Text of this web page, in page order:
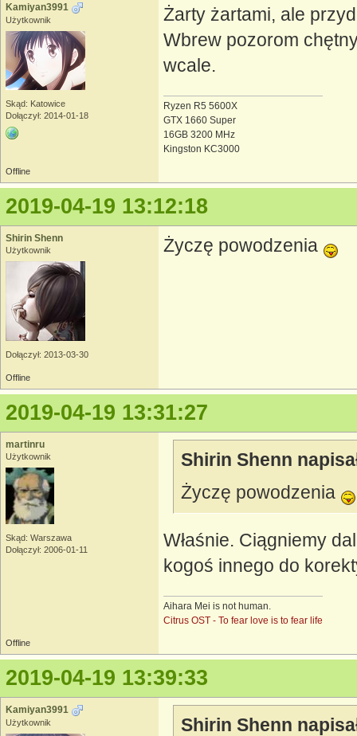
Kamiyan3991
Użytkownik
Skąd: Katowice
Dołączył: 2014-01-18
Żarty żartami, ale
Wbrew pozorom
wcale.
Ryzen R5 5600X
GTX 1660 Super
16GB 3200 MHz
Kingston KC3000
Offline
2019-04-19 13:12:18
Shirin Shenn
Użytkownik
Dołączył: 2013-03-30
Życzę powodzenia
Offline
2019-04-19 13:31:27
martinru
Użytkownik
Skąd: Warszawa
Dołączył: 2006-01-11
Shirin Shenn
Życzę powodzenia
Właśnie. Ciągniemy
kogoś innego do
Aihara Mei is not human.
Citrus OST - To fear love is to fear life
Offline
2019-04-19 13:39:33
Kamiyan3991
Użytkownik
Shirin Shenn